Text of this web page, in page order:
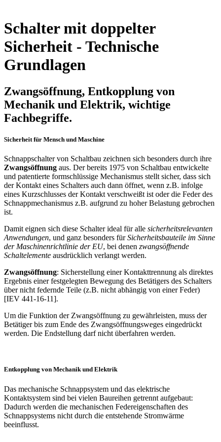
Schalter mit doppelter
Sicherheit - Technische
Grundlagen
Zwangsöffnung, Entkopplung von
Mechanik und Elektrik, wichtige
Fachbegriffe.
Sicherheit für Mensch und Maschine
Schnappschalter von Schaltbau zeichnen sich besonders durch ihre
Zwangsöffnung aus. Der bereits 1975 von Schaltbau entwickelte
und patentierte formschlüssige Mechanismus stellt sicher, dass sich
der Kontakt eines Schalters auch dann öffnet, wenn z.B. infolge
eines Kurzschlusses der Kontakt verschweißt ist oder die Feder des
Schnappmechanismus z.B. aufgrund zu hoher Belastung gebrochen
ist.
Damit eignen sich diese Schalter ideal für alle sicherheitsrelevanten
Anwendungen, und ganz besonders fürSicherheitsbauteile im Sinne
der Maschinenrichtlinie der EU, bei denen zwangsöffnende
Schaltelemente ausdrücklich verlangt werden.
Zwangsöffnung: Sicherstellung einer Kontakttrennung als direktes
Ergebnis einer fest­gelegten Bewegung des Betätigers des Schalters
über nicht federnde Teile (z.B. nicht abhängig von einer Feder)
[IEV 441-16-11].
Um die Funktion der Zwangsöffnung zu gewährleisten, muss der
Betätiger bis zum Ende des Zwangsöffnungsweges eingedrückt
werden. Die Endstellung darf nicht überfahren werden.
Entkopplung von Mechanik und Elektrik
Das mechanische Schnappsystem und das elektrische
Kontaktsystem sind bei vielen Baureihen getrennt aufgebaut:
Dadurch werden die mechanischen Federeigenschaften des
Schnappsystems nicht durch die entstehende Stromwärme
beeinflusst.